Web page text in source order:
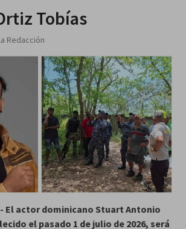
Tobías
Redacción
El actor dominicano Stuart Antonio
el pasado 1 de julio de 2026, será